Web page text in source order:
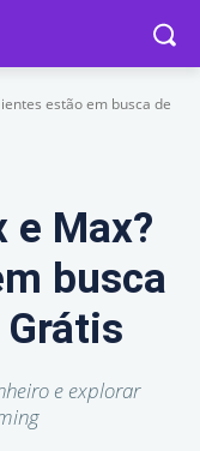
estão em busca de
e Max?
busca
e explorar